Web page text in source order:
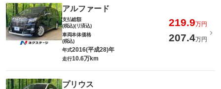
アルファード
支払総額
(税込)(リ済込)
219.9万円
車両本体価格
(税込)
207.4万円
年式2016(平成28)年
走行10.6万km
プリウス